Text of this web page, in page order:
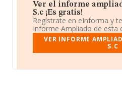
Ver el informe
S.c ¡Es gratis!
Regístrate en eInforma y
Informe Ampliado de esta
VER INFORME
S.C